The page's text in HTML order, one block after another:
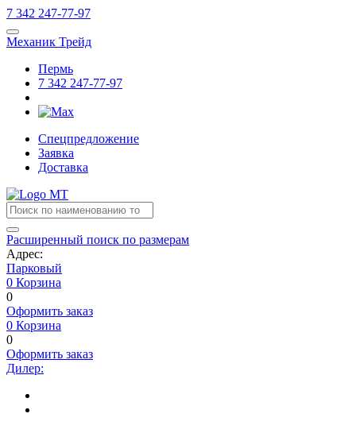
7 342 247-77-97
Механик Трейд
Пермь
7 342 247-77-97
Спецпредложение
Заявка
Доставка
Расширенный поиск по размерам
Адрес:
Парковый
0 Корзина
0
Оформить заказ
0 Корзина
0
Оформить заказ
Дилер: